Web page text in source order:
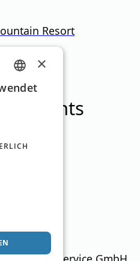
Resort
,
GERMAN
×